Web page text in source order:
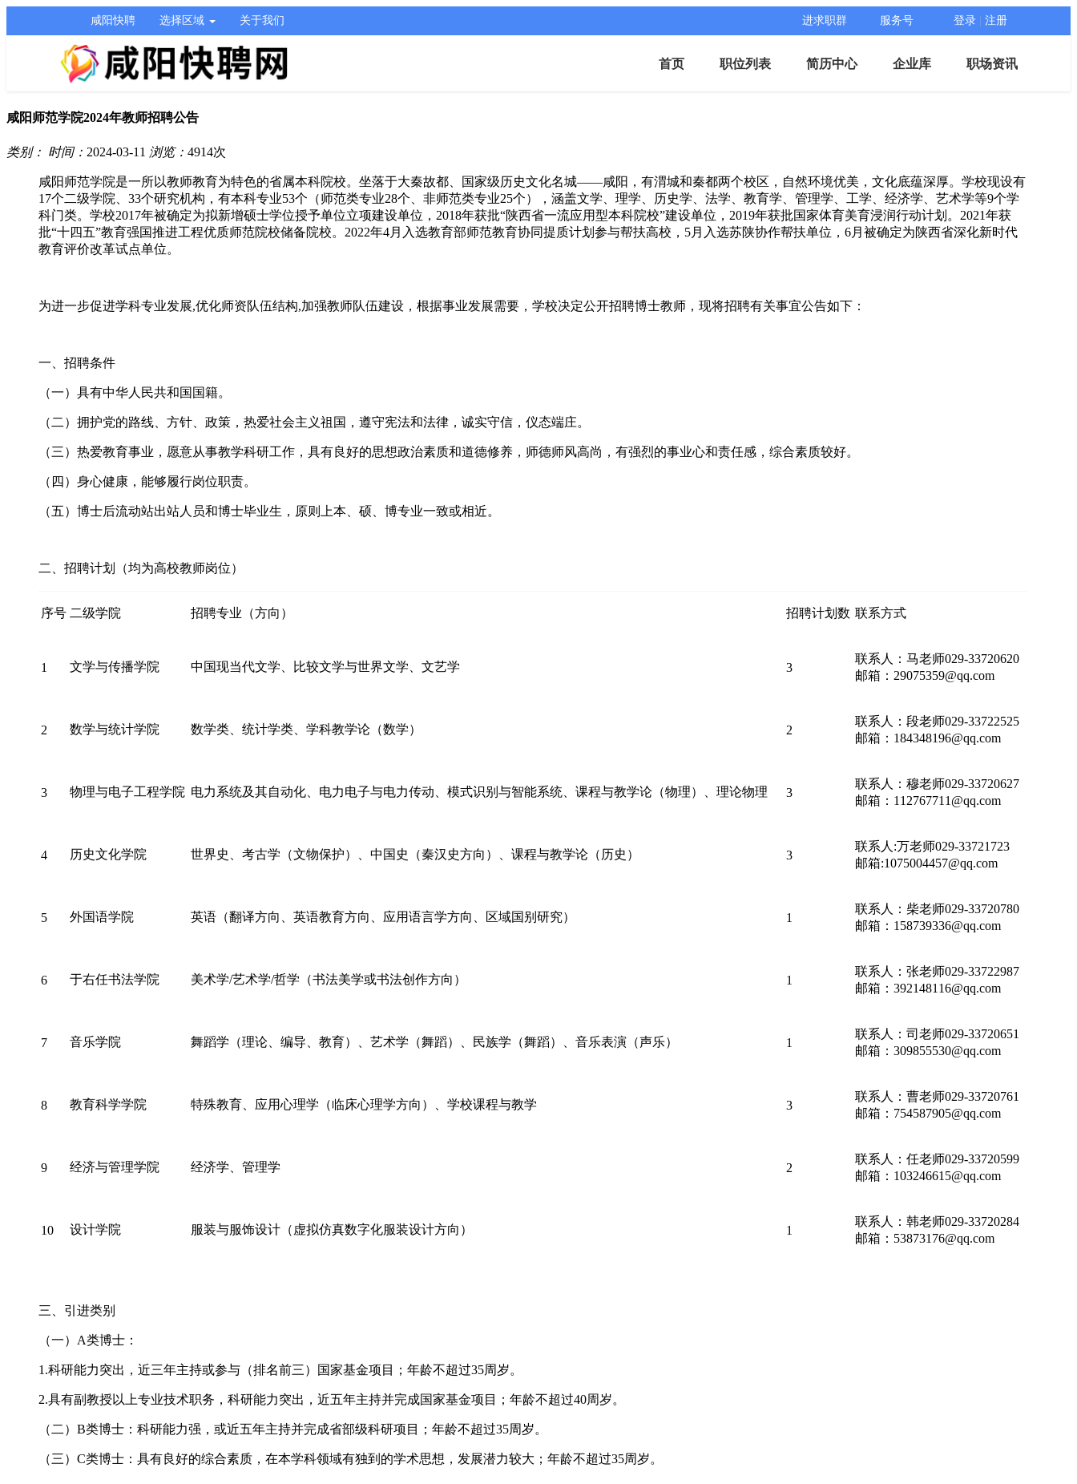
咸阳快聘 选择区域 关于我们 进求职群 服务号 登录 注册
首页 职位列表 简历中心 企业库 职场资讯
​咸阳师范学院2024年教师招聘公告
类别： 时间： 2024-03-11 浏览： 4914次
咸阳师范学院是一所以教师教育为特色的省属本科院校。坐落于大秦故都、国家级历史文化名城——咸阳，有渭城和秦都两个校区，自然环境优美，文化底蕴深厚。学校现设有
17个二级学院、33个研究机构，有本科专业53个（师范类专业28个、非师范类专业25个），涵盖文学、理学、历史学、法学、教育学、管理学、工学、经济学、艺术学等9个学
科门类。学校2017年被确定为拟新增硕士学位授予单位立项建设单位，2018年获批“陕西省一流应用型本科院校”建设单位，2019年获批国家体育美育浸润行动计划。2021年获
批“十四五”教育强国推进工程优质师范院校储备院校。2022年4月入选教育部师范教育协同提质计划参与帮扶高校，5月入选苏陕协作帮扶单位，6月被确定为陕西省深化新时代
教育评价改革试点单位。
为进一步促进学科专业发展,优化师资队伍结构,加强教师队伍建设，根据事业发展需要，学校决定公开招聘博士教师，现将招聘有关事宜公告如下：
一、招聘条件
（一）具有中华人民共和国国籍。
（二）拥护党的路线、方针、政策，热爱社会主义祖国，遵守宪法和法律，诚实守信，仪态端庄。
（三）热爱教育事业，愿意从事教学科研工作，具有良好的思想政治素质和道德修养，师德师风高尚，有强烈的事业心和责任感，综合素质较好。
（四）身心健康，能够履行岗位职责。
（五）博士后流动站出站人员和博士毕业生，原则上本、硕、博专业一致或相近。
二、招聘计划（均为高校教师岗位）
序号 二级学院 招聘专业（方向） 招聘计划数 联系方式
1 文学与传播学院 中国现当代文学、比较文学与世界文学、文艺学 3
联系人：马老师029-33720620
邮箱：29075359@qq.com
2 数学与统计学院 数学类、统计学类、学科教学论（数学） 2
联系人：段老师029-33722525
邮箱：184348196@qq.com
3 物理与电子工程学院 电力系统及其自动化、电力电子与电力传动、模式识别与智能系统、课程与教学论（物理）、理论物理 3
联系人：穆老师029-33720627
邮箱：112767711@qq.com
4 历史文化学院 世界史、考古学（文物保护）、中国史（秦汉史方向）、课程与教学论（历史） 3
联系人:万老师029-33721723
邮箱:1075004457@qq.com
5 外国语学院 英语（翻译方向、英语教育方向、应用语言学方向、区域国别研究） 1
联系人：柴老师029-33720780
邮箱：158739336@qq.com
6 于右任书法学院 美术学/艺术学/哲学（书法美学或书法创作方向） 1
联系人：张老师029-33722987
邮箱：392148116@qq.com
7 音乐学院 舞蹈学（理论、编导、教育）、艺术学（舞蹈）、民族学（舞蹈）、音乐表演（声乐） 1
联系人：司老师029-33720651
邮箱：309855530@qq.com
8 教育科学学院 特殊教育、应用心理学（临床心理学方向）、学校课程与教学 3
联系人：曹老师029-33720761
邮箱：754587905@qq.com
9 经济与管理学院 经济学、管理学 2
联系人：任老师029-33720599
邮箱：103246615@qq.com
10 设计学院 服装与服饰设计（虚拟仿真数字化服装设计方向） 1
联系人：韩老师029-33720284
邮箱：53873176@qq.com
三、引进类别
（一）A类博士：
1.科研能力突出，近三年主持或参与（排名前三）国家基金项目；年龄不超过35周岁。
2.具有副教授以上专业技术职务，科研能力突出，近五年主持并完成国家基金项目；年龄不超过40周岁。
（二）B类博士：科研能力强，或近五年主持并完成省部级科研项目；年龄不超过35周岁。
（三）C类博士：具有良好的综合素质，在本学科领域有独到的学术思想，发展潜力较大；年龄不超过35周岁。